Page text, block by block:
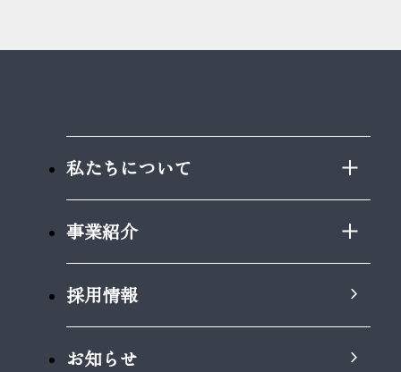
私たちについて
事業紹介
採用情報
お知らせ